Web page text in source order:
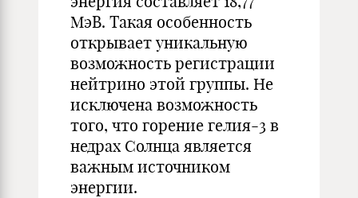
МэВ. Такая особенность
открывает уникальную
возможность регистрации
нейтрино этой группы. Не
исключена возможность
того, что горение гелия-3 в
недрах Солнца является
важным источником
энергии.